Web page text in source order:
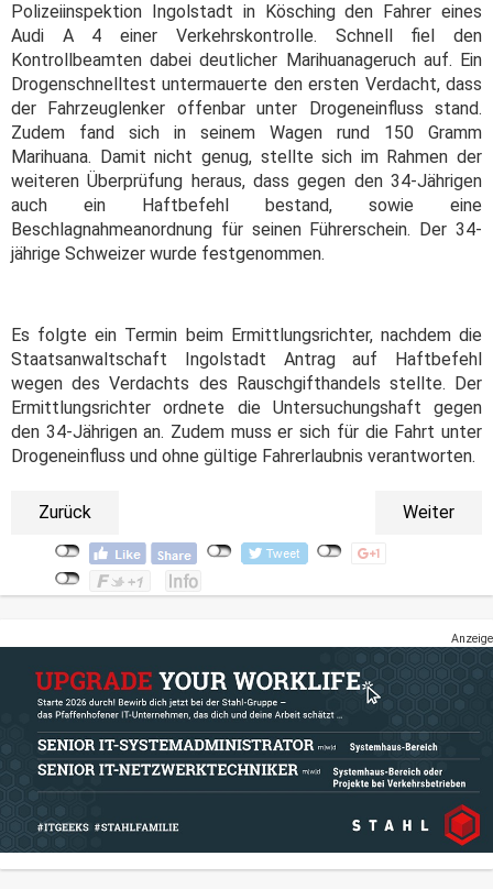
Polizeiinspektion Ingolstadt in Kösching den Fahrer eines
Audi A 4 einer Verkehrskontrolle. Schnell fiel den
Kontrollbeamten dabei deutlicher Marihuanageruch auf. Ein
Drogenschnelltest untermauerte den ersten Verdacht, dass
der Fahrzeuglenker offenbar unter Drogeneinfluss stand.
Zudem fand sich in seinem Wagen rund 150 Gramm
Marihuana. Damit nicht genug, stellte sich im Rahmen der
weiteren Überprüfung heraus, dass gegen den 34-Jährigen
auch ein Haftbefehl bestand, sowie eine
Beschlagnahmeanordnung für seinen Führerschein. Der 34-
jährige Schweizer wurde festgenommen.
Es folgte ein Termin beim Ermittlungsrichter, nachdem die
Staatsanwaltschaft Ingolstadt Antrag auf Haftbefehl
wegen des Verdachts des Rauschgifthandels stellte. Der
Ermittlungsrichter ordnete die Untersuchungshaft gegen
den 34-Jährigen an. Zudem muss er sich für die Fahrt unter
Drogeneinfluss und ohne gültige Fahrerlaubnis verantworten.
Zurück Weiter
Anzeige